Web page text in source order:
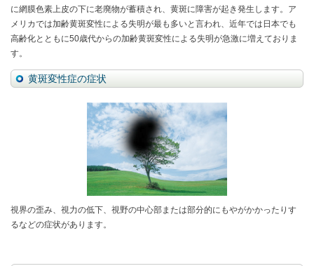
に網膜色素上皮の下に老廃物が蓄積され、黄斑に障害が起き発生します。ア
メリカでは加齢黄斑変性による失明が最も多いと言われ、近年では日本でも
高齢化とともに50歳代からの加齢黄斑変性による失明が急激に増えておりま
す。
黄斑変性症の症状
視界の歪み、視力の低下、視野の中心部または部分的にもやがかかったりす
るなどの症状があります。